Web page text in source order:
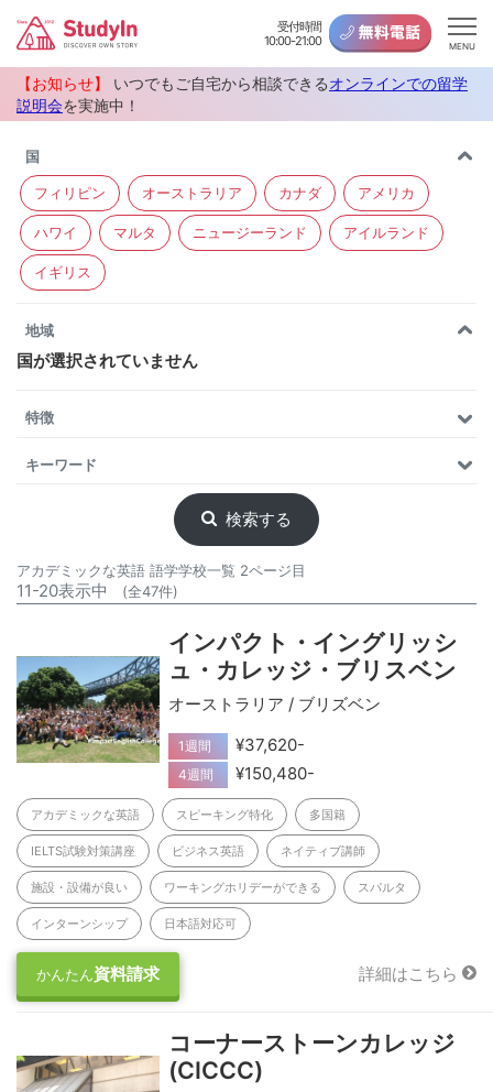
受付時間
10:00-21:00
MENU
【お知らせ】 いつでもご自宅から相談できるオンラインでの留学
説明会を実施中！
国
フィリピン オーストラリア カナダ アメリカ
ハワイ マルタ ニュージーランド アイルランド
イギリス
地域
国が選択されていません
特徴
キーワード
検索する
アカデミックな英語 語学学校一覧 2ページ目
11-20表示中 (全47件)
インパクト・イングリッシ
ュ・カレッジ・ブリスベン
オーストラリア / ブリズベン
1週間 ¥37,620-
4週間 ¥150,480-
アカデミックな英語 スピーキング特化 多国籍
IELTS試験対策講座 ビジネス英語 ネイティブ講師
施設・設備が良い ワーキングホリデーができる スパルタ
インターンシップ 日本語対応可
かんたん資料請求 詳細はこちら
コーナーストーンカレッジ
(CICCC)